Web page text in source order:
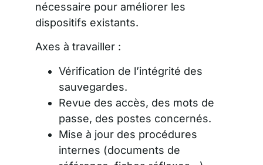
nécessaire pour améliorer les
dispositifs existants.
Axes à travailler :
Vérification de l’intégrité des
sauvegardes.
Revue des accès, des mots de
passe, des postes concernés.
Mise à jour des procédures
internes (documents de